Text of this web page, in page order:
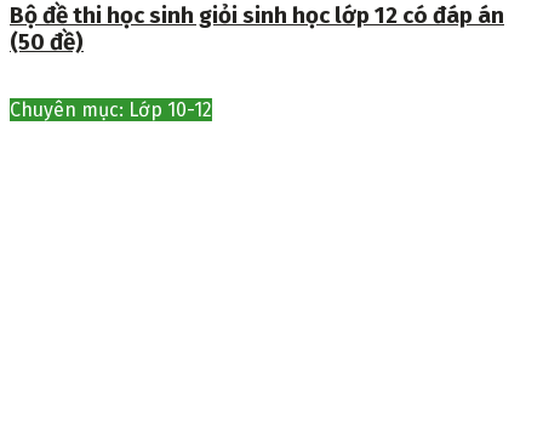
Bộ đề thi học sinh giỏi sinh học lớp 12 có đáp án
(50 đề)
Chuyên mục: Lớp 10-12